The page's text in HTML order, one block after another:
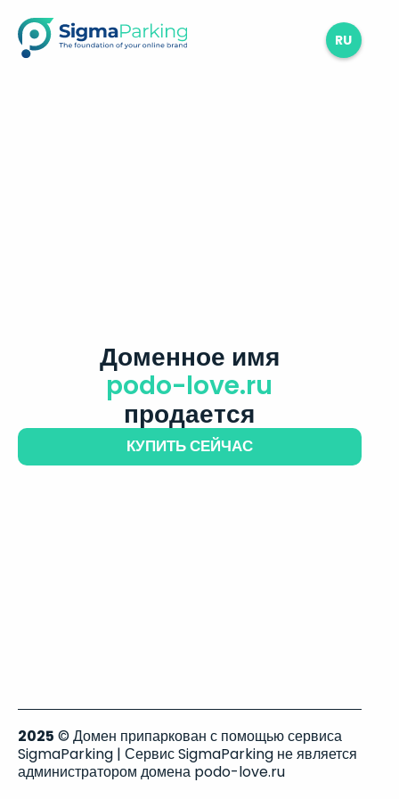
RU
Доменное имя
podo-love.ru
продается
КУПИТЬ СЕЙЧАС
2025 © Домен припаркован с помощью сервиса
SigmaParking | Сервис SigmaParking не является
администратором домена podo-love.ru